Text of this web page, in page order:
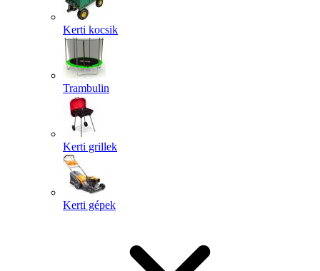
Kerti kocsik
Trambulin
Kerti grillek
Kerti gépek